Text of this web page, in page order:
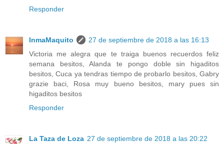
Responder
InmaMaquito
27 de septiembre de 2018 a las 16:13
Victoria me alegra que te traiga buenos recuerdos feliz
semana besitos, Alanda te pongo doble sin higaditos
besitos, Cuca ya tendras tiempo de probarlo besitos, Gabry
grazie baci, Rosa muy bueno besitos, mary pues sin
higaditos besitos
Responder
La Taza de Loza 27 de septiembre de 2018 a las 20:22